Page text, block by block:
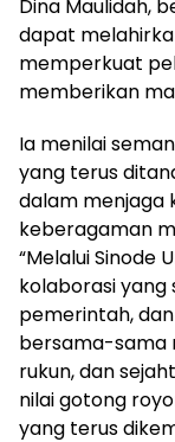
Dina Maulidah,
dapat
memperkuat
memberikan
Ia menilai
yang terus
dalam menjaga
keberagaman
“Melalui Sinode
kolaborasi
pemerintah,
bersama-sama
rukun, dan
nilai gotong
yang terus